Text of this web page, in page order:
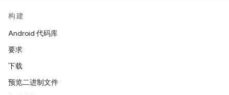
构建
Android 代码库
要求
下载
预览二进制文件